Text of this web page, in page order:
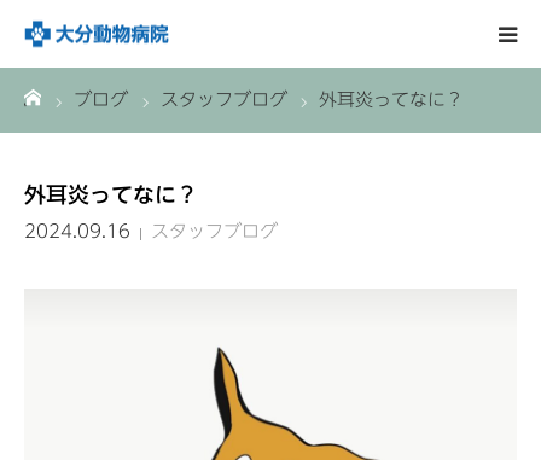
ム ブログ スタッフブログ 外耳炎ってなに？
外耳炎ってなに？
2024.09.16 スタッフブログ
HOME
おおいた動物病院について